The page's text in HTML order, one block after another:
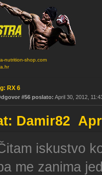
nutrition-shop.com
RX 6
#56 poslato: April 30, 2012,
Damir82
iskustvo
me zanima